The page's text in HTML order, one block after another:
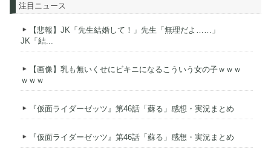
注目ニュース
【悲報】JK「先生結婚して！」先生「無理だよ……」
JK「結...
【画像】乳も無いくせにビキニになるこういう女の子ｗｗｗ
ｗｗｗ
『仮面ライダーゼッツ』第46話「蘇る」感想・実況まとめ
『仮面ライダーゼッツ』第46話「蘇る」感想・実況まとめ